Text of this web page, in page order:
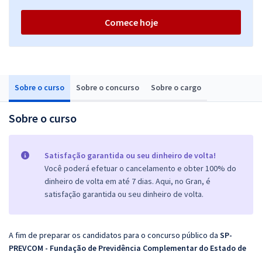
Sobre o curso Sobre o concurso Sobre o cargo
Sobre o curso
Satisfação garantida ou seu dinheiro de volta!
Você poderá efetuar o cancelamento e obter 100% do
dinheiro de volta em até 7 dias. Aqui, no Gran, é
satisfação garantida ou seu dinheiro de volta.
A fim de preparar os candidatos para o concurso público da SP-
PREVCOM - Fundação de Previdência Complementar do Estado de
Comece hoje